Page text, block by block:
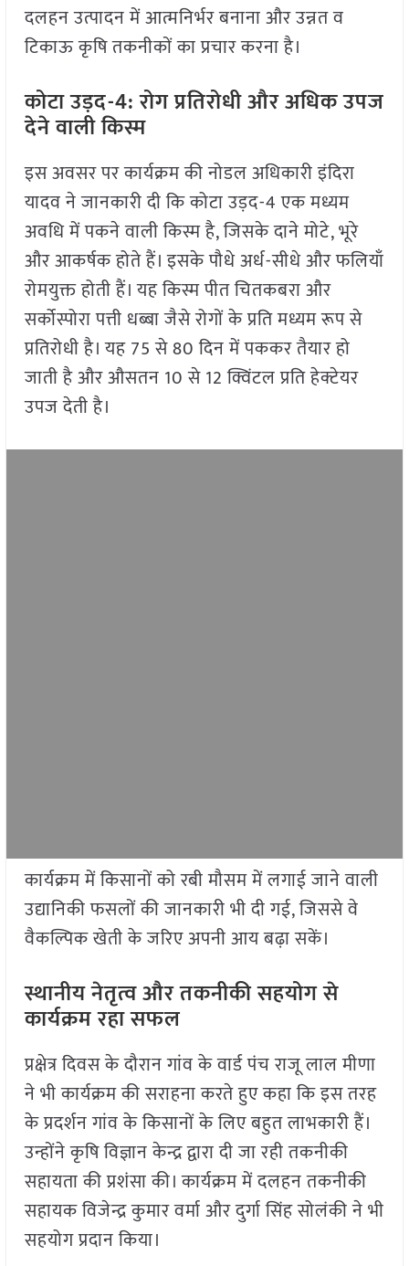
दलहन उत्पादन में आत्मनिर्भर बनाना और उन्नत व
टिकाऊ कृषि तकनीकों का प्रचार करना है।
कोटा उड़द-4: रोग प्रतिरोधी और अधिक उपज
देने वाली किस्म
इस अवसर पर कार्यक्रम की नोडल अधिकारी इंदिरा
यादव ने जानकारी दी कि कोटा उड़द-4 एक मध्यम
अवधि में पकने वाली किस्म है, जिसके दाने मोटे, भूरे
और आकर्षक होते हैं। इसके पौधे अर्ध-सीधे और फलियाँ
रोमयुक्त होती हैं। यह किस्म पीत चितकबरा और
सर्कोस्पोरा पत्ती धब्बा जैसे रोगों के प्रति मध्यम रूप से
प्रतिरोधी है। यह 75 से 80 दिन में पककर तैयार हो
जाती है और औसतन 10 से 12 क्विंटल प्रति हेक्टेयर
उपज देती है।
कार्यक्रम में किसानों को रबी मौसम में लगाई जाने वाली
उद्यानिकी फसलों की जानकारी भी दी गई, जिससे वे
वैकल्पिक खेती के जरिए अपनी आय बढ़ा सकें।
स्थानीय नेतृत्व और तकनीकी सहयोग से
कार्यक्रम रहा सफल
प्रक्षेत्र दिवस के दौरान गांव के वार्ड पंच राजू लाल मीणा
ने भी कार्यक्रम की सराहना करते हुए कहा कि इस तरह
के प्रदर्शन गांव के किसानों के लिए बहुत लाभकारी हैं।
उन्होंने कृषि विज्ञान केन्द्र द्वारा दी जा रही तकनीकी
सहायता की प्रशंसा की। कार्यक्रम में दलहन तकनीकी
सहायक विजेन्द्र कुमार वर्मा और दुर्गा सिंह सोलंकी ने भी
सहयोग प्रदान किया।